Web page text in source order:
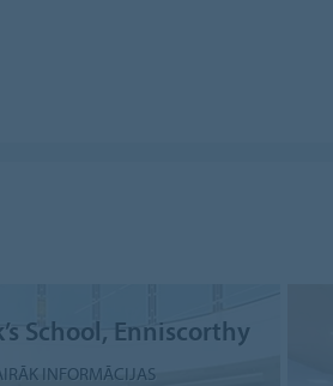
School, Enniscorthy
INFORMĀCIJAS